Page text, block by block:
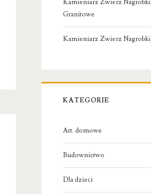
Kamieniarz Zwierz Nagrobki
Granitowe
Kamieniarz Zwierz Nagrobki
KATEGORIE
Art. domowe
Budownictwo
Dla dzieci